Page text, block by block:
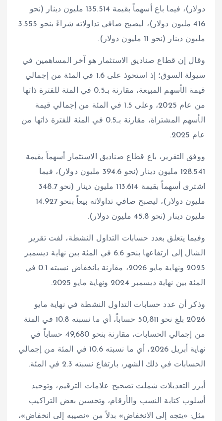
دولار)، فيما باع أسهماً بقيمة 135.514 مليون دينار (نحو
416 مليون دولار)، ليصبح صافي تداولاته شراءً بنحو 3.555
مليون دينار (نحو 11 مليون دولار).
وقال إن قطاع صناديق الاستثمار هو آخر المساهمين في
سيولة السوق؛ إذ استحوذ على 1.6 في المئة من إجمالي
قيمة الأسهم المبيعة، مقارنة بـ0.5 في المئة للفترة ذاتها
من عام 2025، وعلى 1.5 في المئة من إجمالي قيمة
الأسهم المشتراة، مقارنة بـ0.5 في المئة للفترة ذاتها من
عام 2025.
ووفق التقرير، باع قطاع صناديق الاستثمار أسهماً بقيمة
128.541 مليون دينار (نحو 394.6 مليون دولار)، فيما
اشترى أسهماً بقيمة 113.614 مليون دينار (نحو 348.7
مليون دولار)، ليصبح صافي تداولاته بيعاً بنحو 14.927
مليون دينار (نحو 45.8 مليون دولار).
وفيما يتعلق بعدد حسابات التداول النشطة، لفت تقرير
الشال إلى ارتفاعها بنحو 6.6 في المئة بين نهاية ديسمبر
2025 ونهاية مايو 2026، مقارنة بانخفاض نسبته 0.1 في
المئة بين نهاية ديسمبر 2024 ونهاية مايو 2025.
وذكر أن عدد حسابات التداول النشطة في نهاية مايو
2026 بلغ نحو 50,811 حساباً، أي ما نسبته 10.8 في المئة
من إجمالي الحسابات، مقارنة بنحو 49,680 حساباً في
نهاية أبريل 2026، أي ما نسبته 10.6 في المئة من إجمالي
الحسابات في ذلك الشهر، بارتفاع نسبته 2.3 في المئة.
أبرز التعديلات شملت تصحيح علامات الترقيم، وتوحيد
أسلوب كتابة النسب والأرقام، وتحسين بعض التراكيب
مثل: «يتجه إلى الانخفاض» بدلاً من «نصيبه إلى انخفاض»،